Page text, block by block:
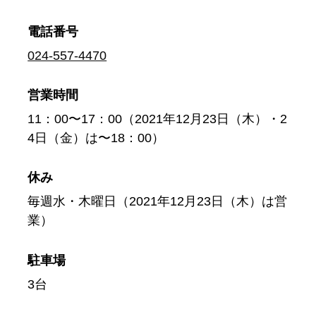
電話番号
024-557-4470
営業時間
11：00〜17：00（2021年12月23日（木）・2
4日（金）は〜18：00）
休み
毎週水・木曜日（2021年12月23日（木）は営
業）
駐車場
3台